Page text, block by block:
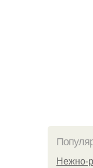
Нежно-